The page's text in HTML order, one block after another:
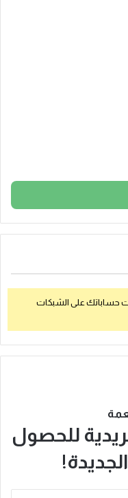
حساباتك على الشبكات
للحصول